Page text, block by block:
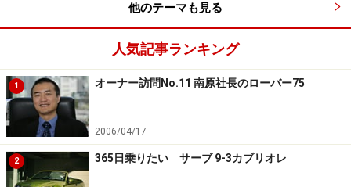
他のテーマも見る
人気記事ランキング
1 オーナー訪問No.11 南原社長のローバー75
2006/04/17
2 365日乗りたい サーブ 9-3カブリオレ